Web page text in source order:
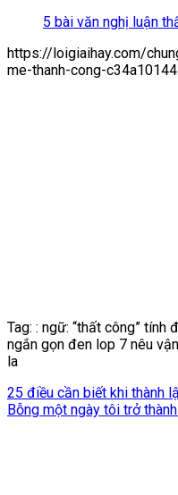
5 bài văn nghị luận
https://loigiaihay.com/
me-thanh-cong-
Tag: : ngữ: “thất công”
ngắn gọn đen lop 7 nêu
la
25 điều cần biết khi thành
Bỗng một ngày tôi trở